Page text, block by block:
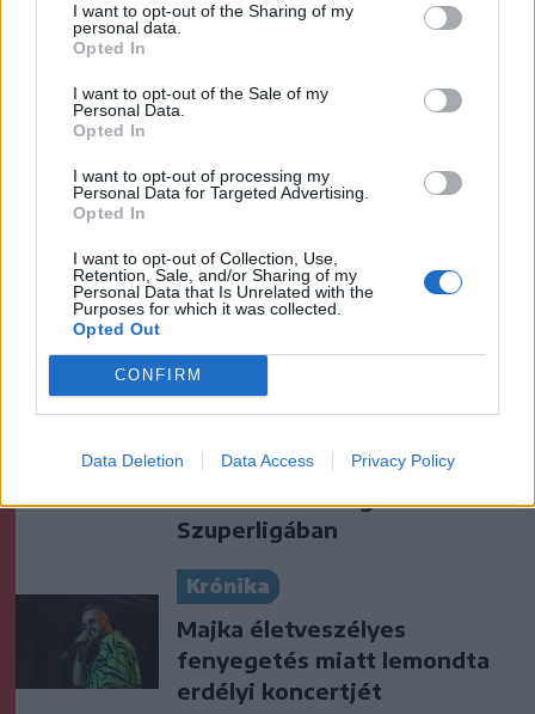
I want to opt-out of the Sharing of my
personal data.
Opted In
I want to opt-out of the Sale of my
Personal Data.
Opted In
I want to opt-out of processing my
Personal Data for Targeted Advertising.
Opted In
I want to opt-out of Collection, Use,
Retention, Sale, and/or Sharing of my
Personal Data that Is Unrelated with the
Purposes for which it was collected.
Opted Out
CONFIRM
Data Deletion Data Access Privacy Policy
megfenyegették Majkát,
koncertje
Jogosítvány nélkül, ittasan
hajtott háznak egy
Székely Sport
Sepsi OSK és az FK
Csíkszereda kilóg a sorból a
Szuperligában
Krónika
Majka életveszélyes
fenyegetés miatt lemondta
erdélyi koncertjét